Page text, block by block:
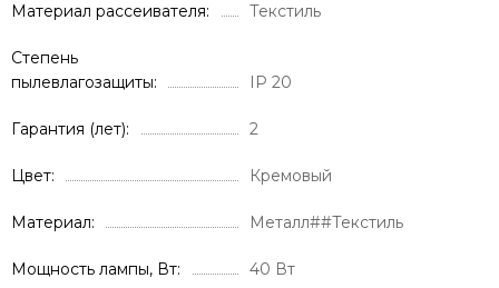
Материал рассеивателя Текстиль
Степень
пылевлагозащиты
IP 20
Гарантия (лет) 2
Цвет Кремовый
Материал Металл##Текстиль
Мощность лампы, Вт 40 Вт